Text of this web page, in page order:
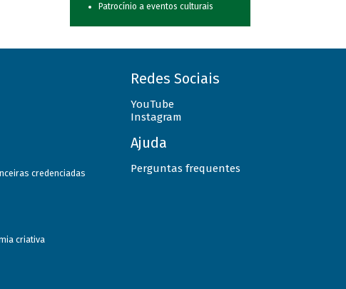
Patrocínio a eventos culturais
credenciadas
criativa
Redes Sociais
YouTube
Instagram
Ajuda
Perguntas frequentes